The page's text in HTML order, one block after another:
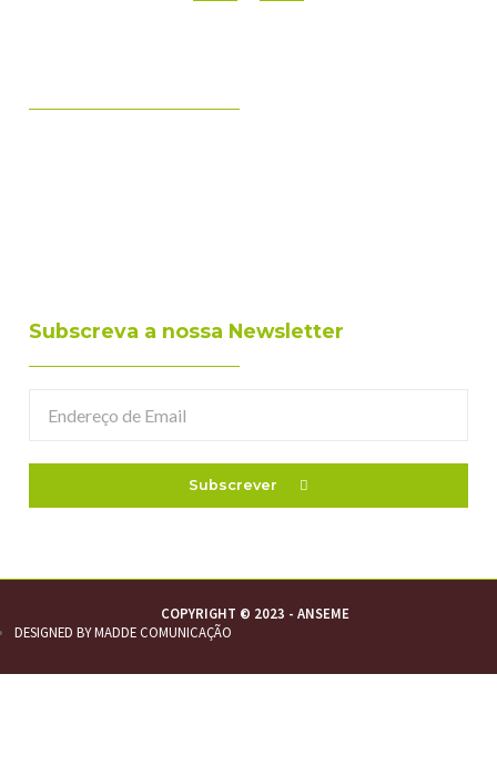
Subscreva a nossa Newsletter
Subscrever
COPYRIGHT © 2023 - ANSEME
DESIGNED BY MADDE COMUNICAÇÃO